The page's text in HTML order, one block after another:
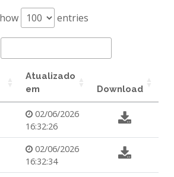
entries
Atualizado
em
Download
02/06/2026
16:32:26
02/06/2026
16:32:34